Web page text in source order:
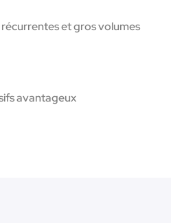
et gros volumes
avantageux